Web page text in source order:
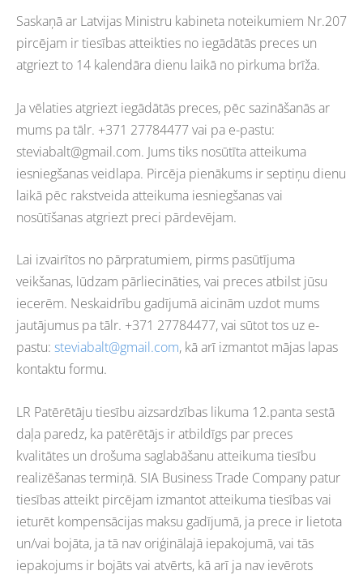
Saskaņā ar Latvijas Ministru kabineta noteikumiem Nr.207
pircējam ir tiesības atteikties no iegādātās preces un
atgriezt to 14 kalendāra dienu laikā no pirkuma brīža.
Ja vēlaties atgriezt iegādātās preces, pēc sazināšanās ar
mums pa tālr. +371 27784477 vai pa e-pastu:
steviabalt@gmail.com. Jums tiks nosūtīta atteikuma
iesniegšanas veidlapa. Pircēja pienākums ir septiņu dienu
laikā pēc rakstveida atteikuma iesniegšanas vai
nosūtīšanas atgriezt preci pārdevējam.
Lai izvairītos no pārpratumiem, pirms pasūtījuma
veikšanas, lūdzam pārliecināties, vai preces atbilst jūsu
iecerēm. Neskaidrību gadījumā aicinām uzdot mums
jautājumus pa tālr. +371 27784477, vai sūtot tos uz e-
pastu: steviabalt@gmail.com, kā arī izmantot mājas lapas
kontaktu formu.
LR Patērētāju tiesību aizsardzības likuma 12.panta sestā
daļa paredz, ka patērētājs ir atbildīgs par preces
kvalitātes un drošuma saglabāšanu atteikuma tiesību
realizēšanas termiņā. SIA Business Trade Company patur
tiesības atteikt pircējam izmantot atteikuma tiesības vai
ieturēt kompensācijas maksu gadījumā, ja prece ir lietota
un/vai bojāta, ja tā nav oriģinālajā iepakojumā, vai tās
iepakojums ir bojāts vai atvērts, kā arī ja nav ievērots